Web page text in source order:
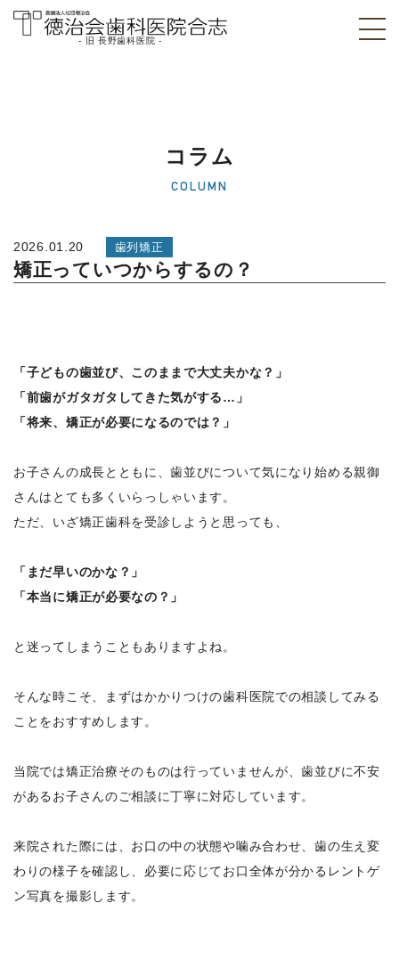
医院]｜熊本県合志
- 旧 長野歯科医院 -
コラム
COLUMN
2026.01.20 歯列矯正
矯正っていつからするの？
「子どもの歯並び、このままで大丈夫かな？」
「前歯がガタガタしてきた気がする…」
「将来、矯正が必要になるのでは？」
お子さんの成長とともに、歯並びについて気になり始める親御
さんはとても多くいらっしゃいます。
ただ、いざ矯正歯科を受診しようと思っても、
「まだ早いのかな？」
「本当に矯正が必要なの？」
と迷ってしまうこともありますよね。
そんな時こそ、まずはかかりつけの歯科医院での相談してみる
ことをおすすめします。
当院では矯正治療そのものは行っていませんが、歯並びに不安
があるお子さんのご相談に丁寧に対応しています。
来院された際には、お口の中の状態や噛み合わせ、歯の生え変
わりの様子を確認し、必要に応じてお口全体が分かるレントゲ
ン写真を撮影します。